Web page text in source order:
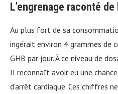
L’engrenage raconté
Au plus fort de sa
ingérait environ 4 grammes de
GHB par jour. À ce niveau de
Il reconnaît avoir eu une
d’arrêt cardiaque. Ces chiffres